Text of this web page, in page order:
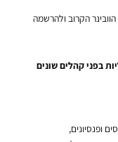
הקרוב ולהרשמה
בפני קהלים שונים
ופנסיונים,